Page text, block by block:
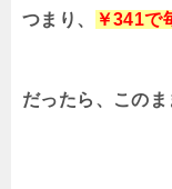
つまり、 ￥341で
だったら、この